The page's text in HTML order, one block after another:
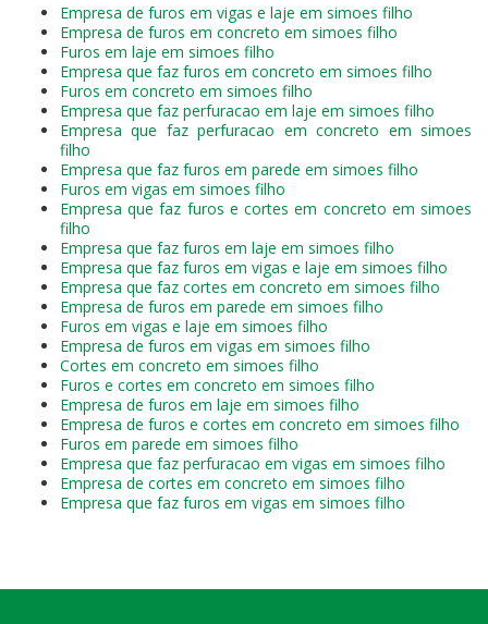
Empresa de furos em vigas e laje em simoes filho
Empresa de furos em concreto em simoes filho
Furos em laje em simoes filho
Empresa que faz furos em concreto em simoes filho
Furos em concreto em simoes filho
Empresa que faz perfuracao em laje em simoes filho
Empresa que faz perfuracao em concreto em simoes
filho
Empresa que faz furos em parede em simoes filho
Furos em vigas em simoes filho
Empresa que faz furos e cortes em concreto em simoes
filho
Empresa que faz furos em laje em simoes filho
Empresa que faz furos em vigas e laje em simoes filho
Empresa que faz cortes em concreto em simoes filho
Empresa de furos em parede em simoes filho
Furos em vigas e laje em simoes filho
Empresa de furos em vigas em simoes filho
Cortes em concreto em simoes filho
Furos e cortes em concreto em simoes filho
Empresa de furos em laje em simoes filho
Empresa de furos e cortes em concreto em simoes filho
Furos em parede em simoes filho
Empresa que faz perfuracao em vigas em simoes filho
Empresa de cortes em concreto em simoes filho
Empresa que faz furos em vigas em simoes filho